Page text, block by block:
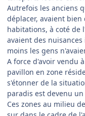
Autrefois les anciens
déplacer, avaient bien
habitations, à coté de
avaient des
moins les gens
A force d'avoir vendu
pavillon en zone
s'étonner de la
paradis est devenu
Ces zones au milieu